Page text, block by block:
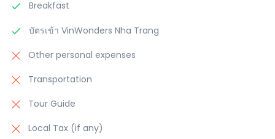
Breakfast
บัตรเข้า VinWonders Nha Trang
Other personal expenses
Transportation
Tour Guide
Local Tax (if any)